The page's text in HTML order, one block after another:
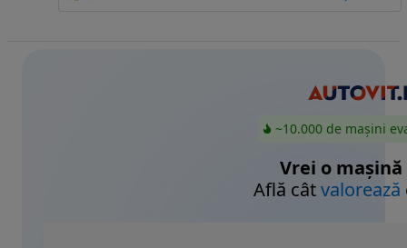
~10.000 de mașini
Vrei o mașină
Află câtvalorează